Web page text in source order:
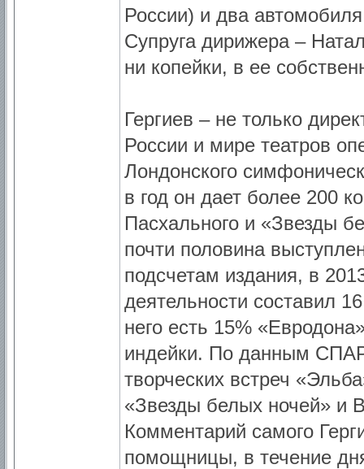
России) и два
Супруга дирижера –
ни копейки, в ее
Гергиев – не только
России и мире театров
Лондонского
в год он дает более 200
Пасхального и «Звезды
почти половина
подсчетам издания, в
деятельности составил
него есть 15%
индейки. По данным
творческих встреч
«Звезды белых ночей» и
Комментарий самого
помощницы, в течение